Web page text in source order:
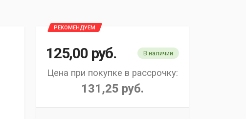
РЕКОМЕНДУЕМ
125,00руб. В наличии
Цена при покупке в рассрочку:
131,25 руб.